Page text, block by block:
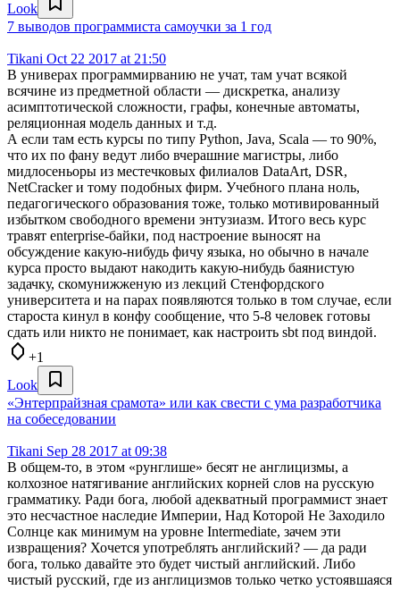
Look
7 выводов программиста самоучки за 1 год
Tikani Oct 22 2017 at 21:50
В универах программирванию не учат, там учат всякой
всячине из предметной области — дискретка, анализу
асимптотической сложности, графы, конечные автоматы,
реляционная модель данных и т.д.
А если там есть курсы по типу Python, Java, Scala — то 90%,
что их по фану ведут либо вчерашние магистры, либо
мидлосеньоры из местечковых филиалов DataArt, DSR,
NetCracker и тому подобных фирм. Учебного плана ноль,
педагогического образования тоже, только мотивированный
избытком свободного времени энтузиазм. Итого весь курс
травят enterprise-байки, под настроение выносят на
обсуждение какую-нибудь фичу языка, но обычно в начале
курса просто выдают накодить какую-нибудь баянистую
задачку, скомунижженую из лекций Стенфордского
университета и на парах появляются только в том случае, если
староста кинул в конфу сообщение, что 5-8 человек готовы
сдать или никто не понимает, как настроить sbt под виндой.
+1
Look
«Энтерпрайзная срамота» или как свести с ума разработчика
на собеседовании
Tikani Sep 28 2017 at 09:38
В общем-то, в этом «рунглише» бесят не англицизмы, а
колхозное натягивание английских корней слов на русскую
грамматику. Ради бога, любой адекватный программист знает
это несчастное наследие Империи, Над Которой Не Заходило
Солнце как минимум на уровне Intermediate, зачем эти
извращения? Хочется употреблять английский? — да ради
бога, только давайте это будет чистый английский. Либо
чистый русский, где из англицизмов только четко устоявшаяся